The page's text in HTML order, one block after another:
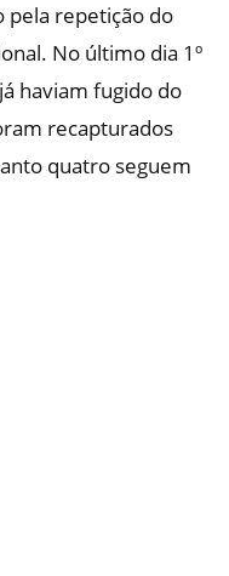
pela repetição do
No último dia 1º
haviam fugido do
recapturados
quatro seguem